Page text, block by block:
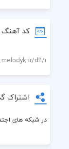
کد آهنگ
اشتراک
در شبکه های